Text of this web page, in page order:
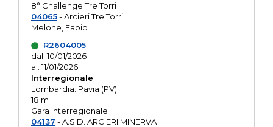
8° Challenge Tre Torri
04065- Arcieri Tre Torri
Melone, Fabio
R2604005
dal: 10/01/2026
al: 11/01/2026
Interregionale
Lombardia: Pavia (PV)
18 m
Gara Interregionale
04137 - A.S.D. ARCIERI MINERVA